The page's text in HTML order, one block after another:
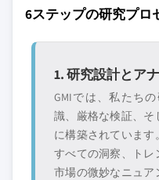
界からの参入者
20%
特定のデータが
ズをリクエスト
せた洞察を入手
カスタマ
6ステップの研究プロ
1. 研究設計とア
GMIでは、私たち
識、厳格な検証、そ
に構築されていま
すべての洞察、ト
市場の微妙なニュア